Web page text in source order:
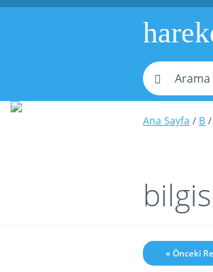
Ana Sayfa / B /
« Önceki